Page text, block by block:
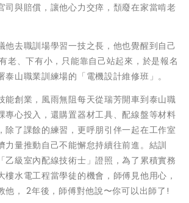
司與賠償，讓他心力交瘁，頹廢在家當啃老
他去職訓場學習一技之長，他也覺醒到自己
老、下有小，只能靠自己站起來，於是報名
山職業訓練場的「電機設計維修班」。
能創業，風雨無阻每天從瑞芳開車到泰山職
專心投入，還購置器材工具、配線盤等材料
除了課餘的練習，更呼朋引伴一起在工作室
力量推動自己不能懈怠持續往前進。結訓
乙級室內配線技術士」證照，為了累積實務
樓水電工程當學徒的機會，師傅見他用心，
他， 2年後，師傅對他說〜你可以出師了!